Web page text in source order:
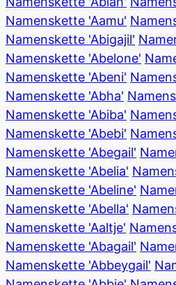
Namenskette 'Aamu'
Namenskette 'Abigajil'
Namenskette 'Abelone'
Namenskette 'Abeni'
Namenskette 'Abha'
Namenskette 'Abiba'
Namenskette 'Abebi'
Namenskette 'Abegail'
Namenskette 'Abelia'
Namenskette 'Abeline'
Namenskette 'Abella'
Namenskette 'Aaltje'
Namenskette 'Abagail'
Namenskette 'Abbeygail'